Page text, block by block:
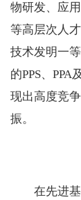
物研发、应
等高层次人
技术发明一
的PPS、
现出高度竞
振。
在先进